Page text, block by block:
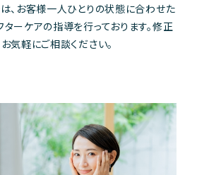
、お客様一人ひとりの状態に合わせた
ーケアの指導を行っております。修正
気軽にご相談ください。